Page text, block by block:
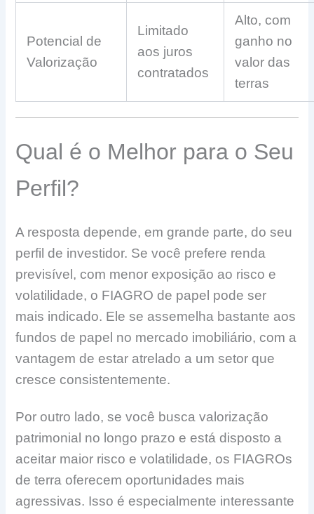
Potencial de
Valorização
Limitado
aos juros
contratados
Alto, com
ganho no
valor das
terras
Qual é o Melhor para o Seu
Perfil?
A resposta depende, em grande parte, do seu
perfil de investidor. Se você prefere renda
previsível, com menor exposição ao risco e
volatilidade, o FIAGRO de papel pode ser
mais indicado. Ele se assemelha bastante aos
fundos de papel no mercado imobiliário, com a
vantagem de estar atrelado a um setor que
cresce consistentemente.
Por outro lado, se você busca valorização
patrimonial no longo prazo e está disposto a
aceitar maior risco e volatilidade, os FIAGROs
de terra oferecem oportunidades mais
agressivas. Isso é especialmente interessante